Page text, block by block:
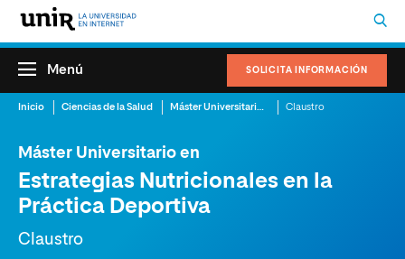
SOLICITA INFORMACIÓN
Menú
Inicio Ciencias de la Salud Máster Universitario en Estrategias Nutricionales en la Práctica Deportiva Claustro
Máster Universitario en
Estrategias Nutricionales en la
Práctica Deportiva
Claustro